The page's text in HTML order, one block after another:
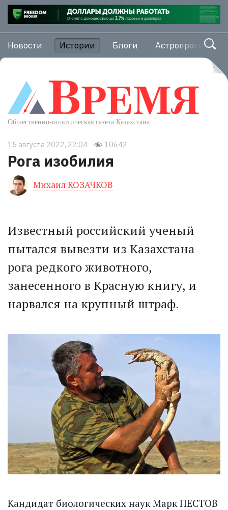
Новости Истории Блоги Астропрогноз
15 августа 2022, 22:04 10642
Рога изобилия
Михаил КОЗАЧКОВ
Известный российский ученый
пытался вывезти из Казахстана
рога редкого животного,
занесенного в Красную книгу, и
нарвался на крупный штраф.
Кандидат биологических наук Марк ПЕСТОВ